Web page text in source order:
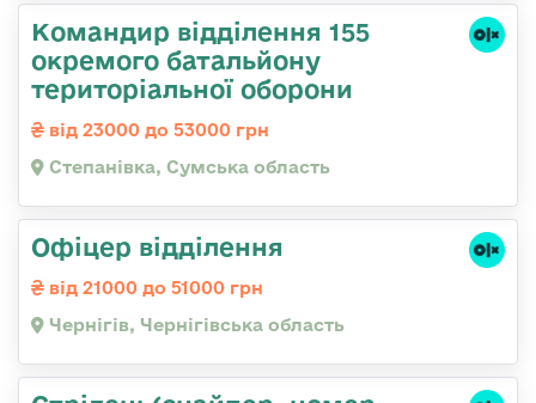
Командир відділення 155
окремого батальйону
територіальної оборони
від 23000 до 53000 грн
Степанівка, Сумська область
Офіцер відділення
від 21000 до 51000 грн
Чернігів, Чернігівська область